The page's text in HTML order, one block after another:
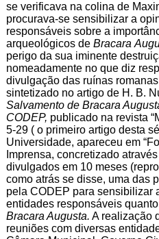
se verificava na colina de
procurava-se sensibilizar a
responsáveis sobre a
arqueológicos de Bracara
perigo da sua iminente
nomeadamente no que diz
divulgação das ruínas
sintetizado no artigo de H. B.
Salvamento de Bracara
CODEP, publicado na revista
5-29 ( o primeiro artigo desta
Universidade, apareceu em
Imprensa, concretizado
divulgados em 10 meses
como atrás se disse, uma das
pela CODEP para sensibilizar
entidades responsáveis
Bracara Augusta. A realização
reuniões com diversas